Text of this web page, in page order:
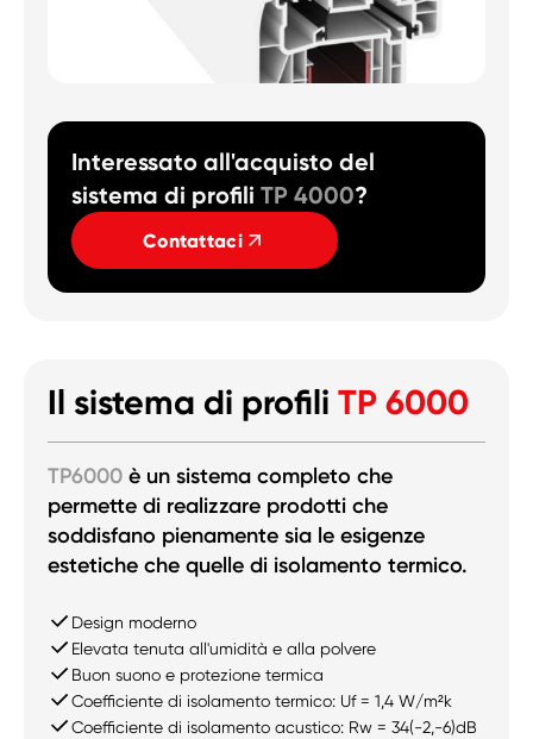
Interessato all'acquisto del
sistema di profili TP 4000?
Contattaci
Il sistema di profili TP 6000
TP6000 è un sistema completo che
permette di realizzare prodotti che
soddisfano pienamente sia le esigenze
estetiche che quelle di isolamento termico.
Design moderno
Elevata tenuta all'umidità e alla polvere
Buon suono e protezione termica
Coefficiente di isolamento termico: Uf = 1,4 W/m²k
Coefficiente di isolamento acustico: Rw = 34(-2,-6)dB